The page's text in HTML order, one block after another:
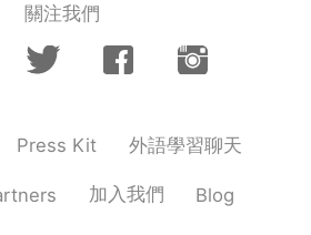
打电话给警察， 我折断了一
2021.04.11 02:13
關注我們
Press Kit 外語學習聊天
加入我們 Blog